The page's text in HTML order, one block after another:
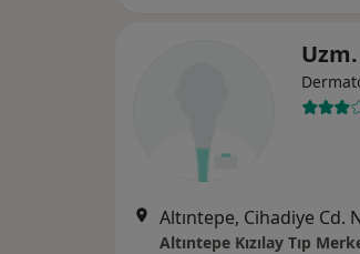
Altıntepe, Cihadiye Cd.
Altıntepe Kızılay Tıp